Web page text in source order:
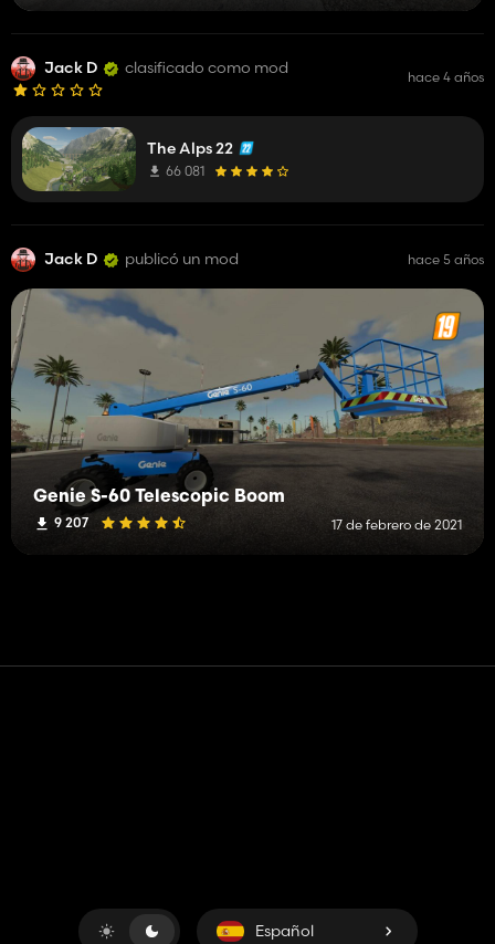
Jack D clasificado como mod hace 4 años
The Alps 22
66 081
Jack D publicó un mod hace 5 años
Genie S-60 Telescopic Boom
9 207 17 de febrero de 2021
Español